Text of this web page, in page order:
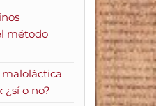
método
¿sí o no?